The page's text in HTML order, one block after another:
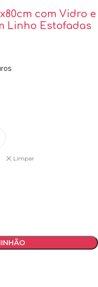
com Vidro e
Linho Estofadas
Limpar